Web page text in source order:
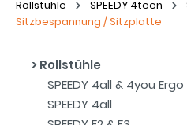
Rollstühle SPEEDY 4teen
Sitzbespannung / Sitzplatte
Rollstühle
SPEEDY 4all & 4you Ergo
SPEEDY 4all